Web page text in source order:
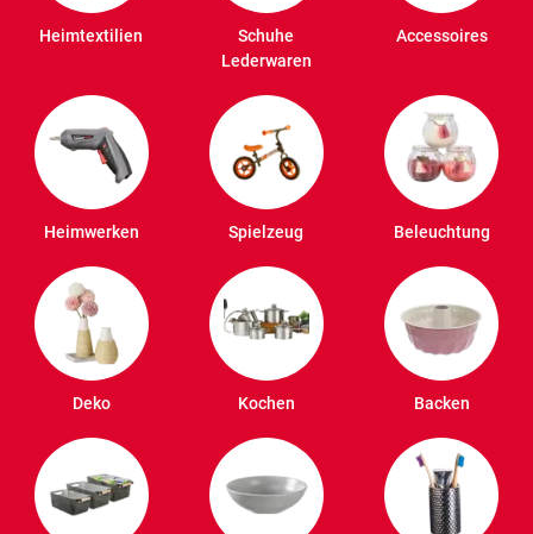
Heimtextilien
Schuhe
Lederwaren
Accessoires
Heimwerken Spielzeug Beleuchtung
Deko Kochen Backen